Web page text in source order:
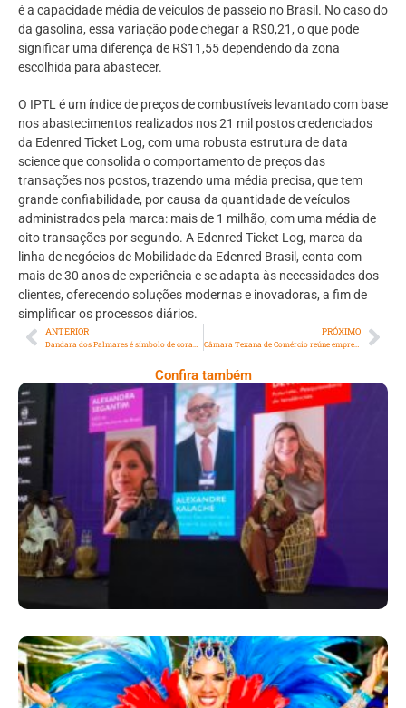
é a capacidade média de veículos de passeio no Brasil. No caso do
da gasolina, essa variação pode chegar a R$0,21, o que pode
significar uma diferença de R$11,55 dependendo da zona
escolhida para abastecer.
O IPTL é um índice de preços de combustíveis levantado com base
nos abastecimentos realizados nos 21 mil postos credenciados
da Edenred Ticket Log, com uma robusta estrutura de data
science que consolida o comportamento de preços das
transações nos postos, trazendo uma média precisa, que tem
grande confiabilidade, por causa da quantidade de veículos
administrados pela marca: mais de 1 milhão, com uma média de
oito transações por segundo. A Edenred Ticket Log, marca da
linha de negócios de Mobilidade da Edenred Brasil, conta com
mais de 30 anos de experiência e se adapta às necessidades dos
clientes, oferecendo soluções modernas e inovadoras, a fim de
simplificar os processos diários.
ANTERIOR PRÓXIMO
Câmara Texana de Comércio reúne empresários
Confira também
Longevidade, Inclusão E Futuro Marcam
Rio Innovation Week
Dani Sant’Anna É Confirmada Como Rainha